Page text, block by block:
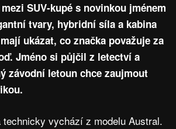
SUV-kupé s novinkou jménem
tvary, hybridní síla a kabina
ukázat, co značka považuje za
Jméno si půjčil z letectví a
závodní letoun chce zaujmout
technicky vychází z modelu Austral.